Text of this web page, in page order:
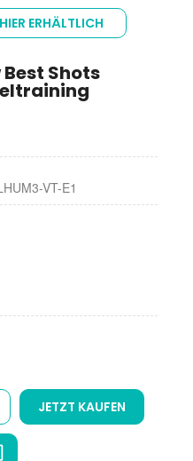
ERHÄLTLICH
Shots
VT-E1
JETZT KAUFEN